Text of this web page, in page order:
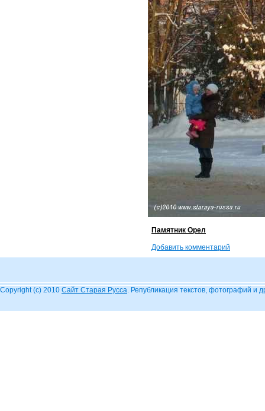
Памятник Орел
Добавить комментарий
Copyright (c) 2010 Сайт Старая Русса. Републикация текстов, фотографий и